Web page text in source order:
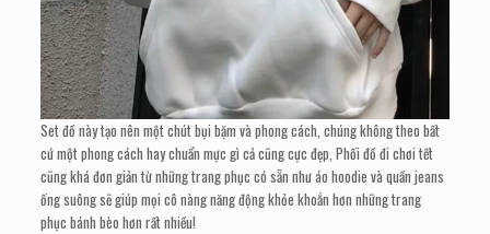
Set đồ này tạo nên một chút bụi bặm và phong cách, chúng không theo bất
cứ một phong cách hay chuẩn mực gì cả cũng cực đẹp, Phối đồ đi chơi tết
cũng khá đơn giản từ những trang phục có sẵn như áo hoodie và quần jeans
ống suông sẽ giúp mọi cô nàng năng động khỏe khoắn hơn những trang
phục bánh bèo hơn rất nhiều!